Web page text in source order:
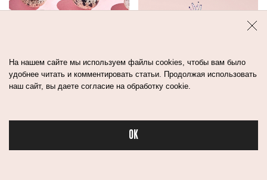
Бьюти в спорте
ИЗБАВИТЬСЯ ОТ
ЧЕРНЫХ ТОЧЕК
ДОМАШНИЙ
УХОД ЗА
На нашем сайте мы используем файлы cookies, чтобы вам было
удобнее читать и комментировать статьи. Продолжая использовать
наш сайт, вы даете согласие на обработку cookie.
OK